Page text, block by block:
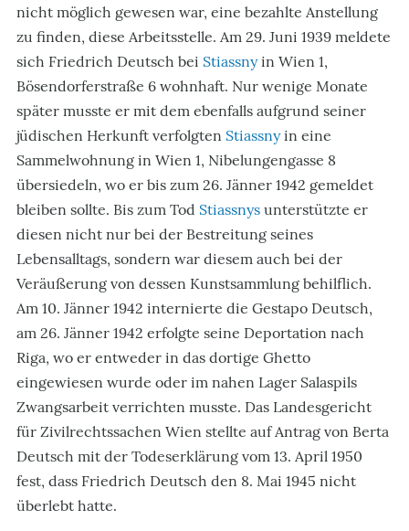
nicht möglich gewesen war, eine bezahlte Anstellung
zu finden, diese Arbeitsstelle. Am 29. Juni 1939 meldete
sich Friedrich Deutsch bei Stiassnyin Wien 1,
Bösendorferstraße 6 wohnhaft. Nur wenige Monate
später musste er mit dem ebenfalls aufgrund seiner
jüdischen Herkunft verfolgten Stiassnyin eine
Sammelwohnung in Wien 1, Nibelungengasse 8
übersiedeln, wo er bis zum 26. Jänner 1942 gemeldet
bleiben sollte. Bis zum Tod Stiassnys unterstützte er
diesen nicht nur bei der Bestreitung seines
Lebensalltags, sondern war diesem auch bei der
Veräußerung von dessen Kunstsammlung behilflich.
Am 10. Jänner 1942 internierte die Gestapo Deutsch,
am 26. Jänner 1942 erfolgte seine Deportation nach
Riga, wo er entweder in das dortige Ghetto
eingewiesen wurde oder im nahen Lager Salaspils
Zwangsarbeit verrichten musste. Das Landesgericht
für Zivilrechtssachen Wien stellte auf Antrag von Berta
Deutsch mit der Todeserklärung vom 13. April 1950
fest, dass Friedrich Deutsch den 8. Mai 1945 nicht
überlebt hatte.